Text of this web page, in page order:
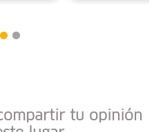
tu opinión